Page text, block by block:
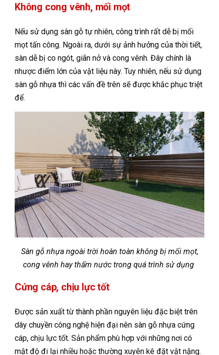
Không cong vênh, mối mọt
Nếu sử dụng sàn gỗ tự nhiên, công trình rất dễ bị mối
mọt tấn công. Ngoài ra, dưới sự ảnh hưởng của thời tiết,
sàn dễ bị co ngót, giãn nở và cong vênh. Đây chính là
nhược điểm lớn của vật liệu này. Tuy nhiên, nếu sử dụng
sàn gỗ nhựa thì các vấn đề trên sẽ được khắc phục triệt
để.
Sàn gỗ nhựa ngoài trời hoàn toàn không bị mối mọt,
cong vênh hay thấm nước trong quá trình sử dụng
Cứng cáp, chịu lực tốt
Được sản xuất từ thành phần nguyên liệu đặc biệt trên
dây chuyền công nghệ hiện đại nên sàn gỗ nhựa cứng
cáp, chịu lực tốt. Sản phẩm phù hợp với những nơi có
mật độ đi lại nhiều hoặc thường xuyên kê đặt vật nặng.